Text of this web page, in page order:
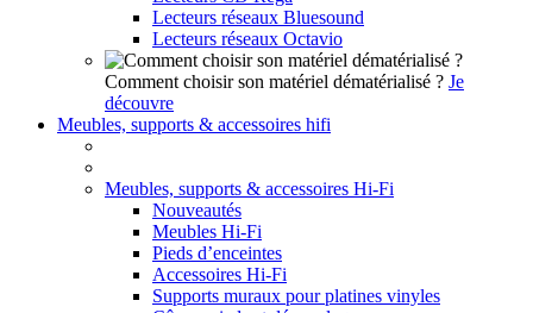
Lecteurs réseaux Bluesound
Lecteurs réseaux Octavio
Comment choisir son matériel dématérialisé ? Je
découvre
Meubles, supports & accessoires hifi
Meubles, supports & accessoires Hi-Fi
Nouveautés
Meubles Hi-Fi
Pieds d’enceintes
Accessoires Hi-Fi
Supports muraux pour platines vinyles